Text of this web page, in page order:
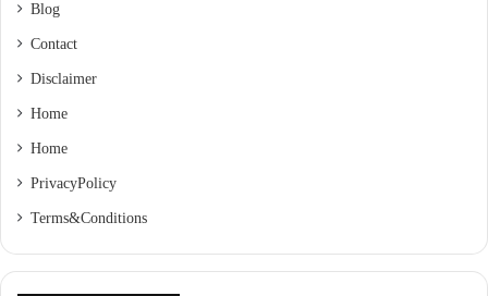
Blog
Contact
Disclaimer
Home
Home
Privacy Policy
Terms & Conditions